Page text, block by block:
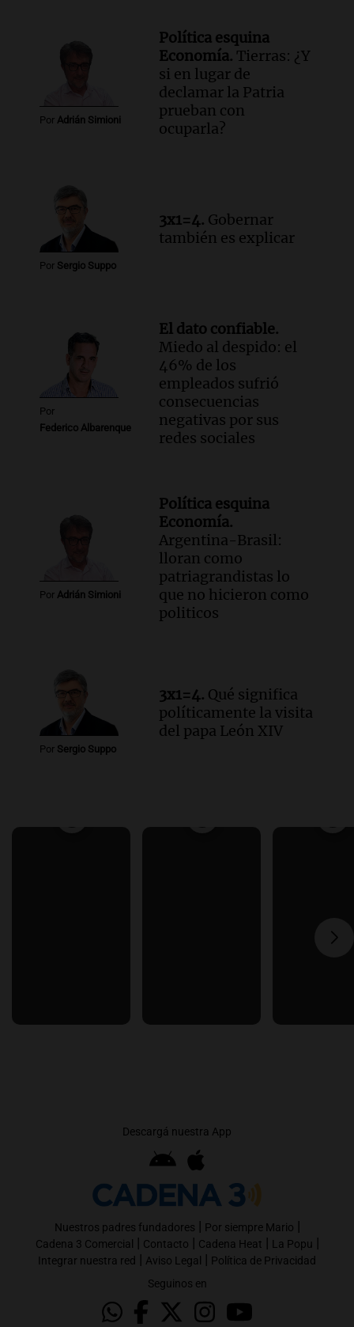
Rafaela impulsa un registro de
comedores y merenderos comunitarios
para mejorar la asistencia alimentaria
Episodios
Por Adrián Simioni
Política esquina
Economía. Tierras: ¿Y
si en lugar de
declamar la Patria
prueban con
ocuparla?
Por Sergio Suppo
3x1=4. Gobernar
también es explicar
Por
Federico Albarenque
El dato confiable.
Miedo al despido: el
46% de los
empleados sufrió
consecuencias
negativas por sus
redes sociales
Por Adrián Simioni
Política esquina
Economía.
Argentina-Brasil:
lloran como
patriagrandistas lo
que no hicieron como
politicos
Por Sergio Suppo
3x1=4. Qué significa
políticamente la visita
del papa León XIV
Descargá nuestra App
Nuestros padres fundadores | Por siempre Mario |
Cadena 3 Comercial | Contacto | Cadena Heat | La Popu |
Integrar nuestra red | Aviso Legal | Política de Privacidad
Seguinos en